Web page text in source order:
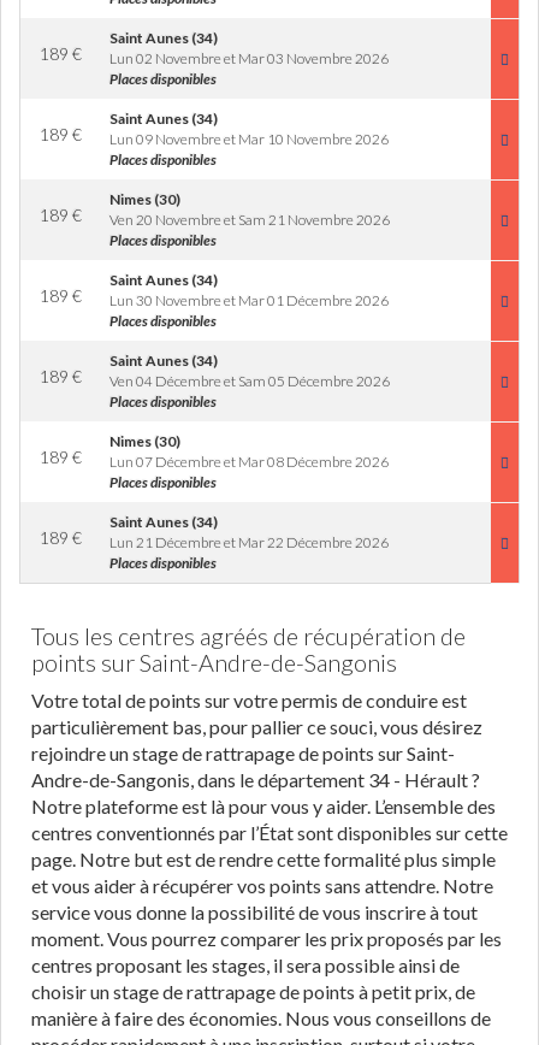
189 €
Saint Aunes (34)
Lun 02 Novembre et Mar 03 Novembre 2026
Places disponibles
189 €
Saint Aunes (34)
Lun 09 Novembre et Mar 10 Novembre 2026
Places disponibles
189 €
Nimes (30)
Ven 20 Novembre et Sam 21 Novembre 2026
Places disponibles
189 €
Saint Aunes (34)
Lun 30 Novembre et Mar 01 Décembre 2026
Places disponibles
189 €
Saint Aunes (34)
Ven 04 Décembre et Sam 05 Décembre 2026
Places disponibles
189 €
Nimes (30)
Lun 07 Décembre et Mar 08 Décembre 2026
Places disponibles
189 €
Saint Aunes (34)
Lun 21 Décembre et Mar 22 Décembre 2026
Places disponibles
Tous les centres agréés de récupération de
points sur Saint-Andre-de-Sangonis
Votre total de points sur votre permis de conduire est
particulièrement bas, pour pallier ce souci, vous désirez
rejoindre un stage de rattrapage de points sur Saint-
Andre-de-Sangonis, dans le département 34 - Hérault ?
Notre plateforme est là pour vous y aider. L’ensemble des
centres conventionnés par l’État sont disponibles sur cette
page. Notre but est de rendre cette formalité plus simple
et vous aider à récupérer vos points sans attendre. Notre
service vous donne la possibilité de vous inscrire à tout
moment. Vous pourrez comparer les prix proposés par les
centres proposant les stages, il sera possible ainsi de
choisir un stage de rattrapage de points à petit prix, de
manière à faire des économies. Nous vous conseillons de